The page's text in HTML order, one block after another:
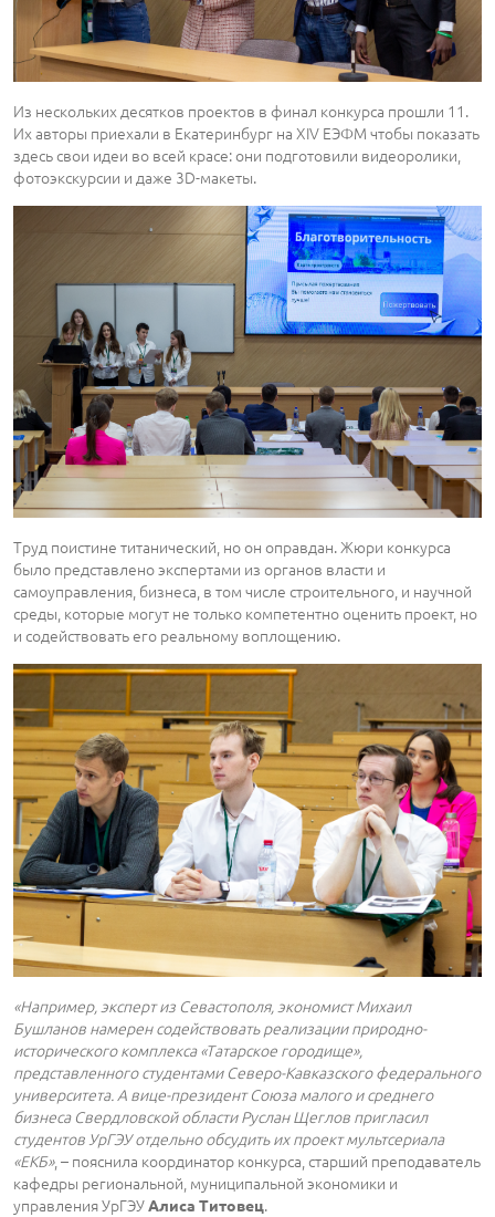
Из нескольких десятков проектов в финал конкурса прошли 11.
Их авторы приехали в Екатеринбург на XIV ЕЭФМ чтобы показать
здесь свои идеи во всей красе: они подготовили видеоролики,
фотоэкскурсии и даже 3D-макеты.
Труд поистине титанический, но он оправдан. Жюри конкурса
было представлено экспертами из органов власти и
самоуправления, бизнеса, в том числе строительного, и научной
среды, которые могут не только компетентно оценить проект, но
и содействовать его реальному воплощению.
«Например, эксперт из Севастополя, экономист Михаил
Бушланов намерен содействовать реализации природно-
исторического комплекса «Татарское городище»,
представленного студентами Северо-Кавказского федерального
университета. А вице-президент Союза малого и среднего
бизнеса Свердловской области Руслан Щеглов пригласил
студентов УрГЭУ отдельно обсудить их проект мультсериала
«ЕКБ», – пояснила координатор конкурса, старший преподаватель
кафедры региональной, муниципальной экономики и
управления УрГЭУАлиса Титовец.